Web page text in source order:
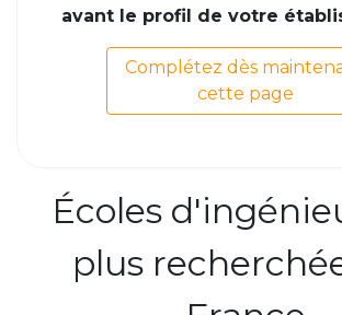
avant le profil de votre
Complétez dès
cette page
Écoles
plus